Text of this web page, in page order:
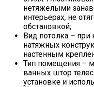
нетяжелыми
интерьерах, не
обстановкой;
Вид потолка – при
натяжных
настенным
Тип помещения –
ванных штор
установке и